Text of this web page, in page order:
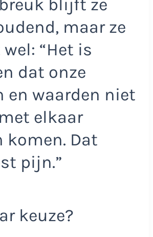
blijft ze
maar ze
“Het is
dat onze
en waarden niet
elkaar
komen. Dat
pijn.”
keuze?